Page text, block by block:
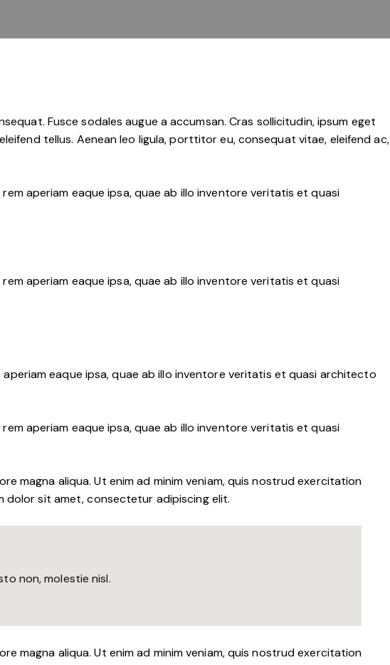
Fusce sodales augue a accumsan. Cras sollicitudin, ipsum eget
tellus. Aenean leo ligula, porttitor eu, consequat vitae, eleifend ac,
aperiam eaque ipsa, quae ab illo inventore veritatis et quasi
aperiam eaque ipsa, quae ab illo inventore veritatis et quasi
eaque ipsa, quae ab illo inventore veritatis et quasi architecto
aperiam eaque ipsa, quae ab illo inventore veritatis et quasi
magna aliqua. Ut enim ad minim veniam, quis nostrud exercitation
dolor sit amet, consectetur adipiscing elit.
non, molestie nisl.
magna aliqua. Ut enim ad minim veniam, quis nostrud exercitation